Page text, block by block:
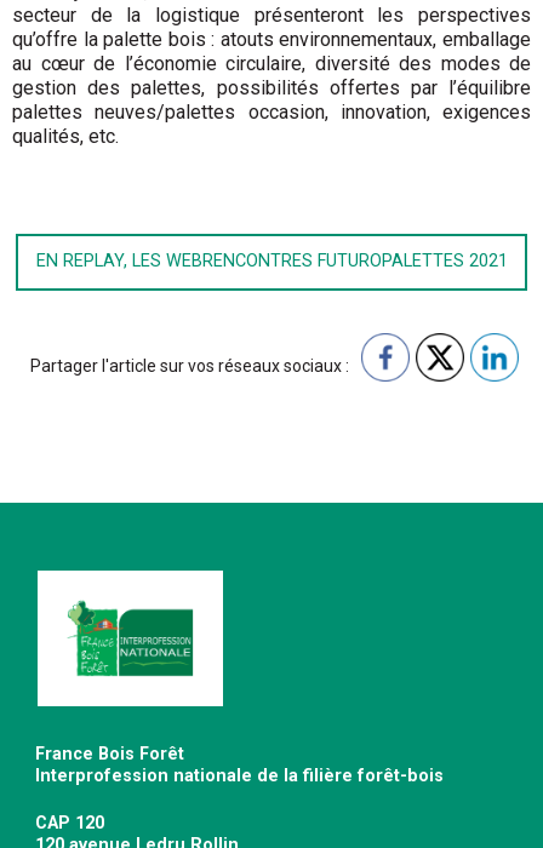
secteur de la logistique présenteront les perspectives
qu’offre la palette bois : atouts environnementaux, emballage
au cœur de l’économie circulaire, diversité des modes de
gestion des palettes, possibilités offertes par l’équilibre
palettes neuves/palettes occasion, innovation, exigences
qualités, etc.
EN REPLAY, LES WEBRENCONTRES FUTUROPALETTES 2021
Partager l'article sur vos réseaux sociaux :
France Bois Forêt
Interprofession nationale de la filière forêt-bois
CAP 120